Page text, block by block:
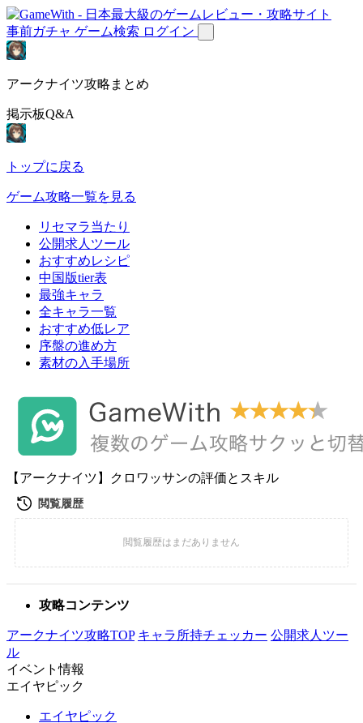
事前ガチャ ゲーム検索 ログイン
アークナイツ攻略まとめ
掲示板Q&A
トップに戻る
ゲーム攻略一覧を見る
リセマラ当たり
公開求人ツール
おすすめレシピ
中国版tier表
最強キャラ
全キャラ一覧
おすすめ低レア
序盤の進め方
素材の入手場所
【アークナイツ】クロワッサンの評価とスキル
攻略コンテンツ
アークナイツ攻略TOP キャラ所持チェッカー 公開求人ツー
ル
イベント情報
エイヤピック
エイヤピック